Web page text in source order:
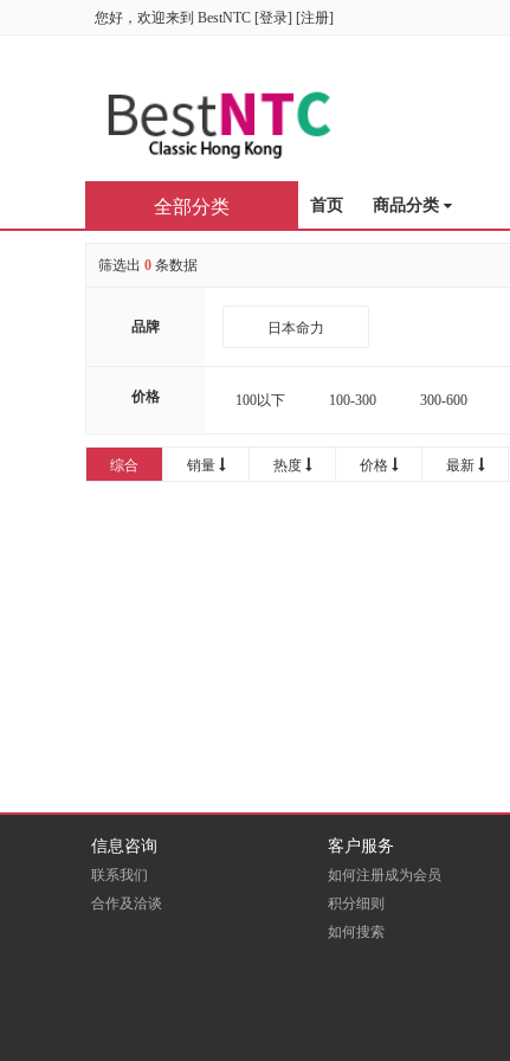
您好，欢迎来到 BestNTC [登录] [注册]
首页 商品分类
全部分类
筛选出 0 条数据
品牌 日本命力
价格 100以下 100-300 300-600
综合 销量 热度 价格 最新
信息咨询
联系我们
合作及洽谈
客户服务
如何注册成为会员
积分细则
如何搜索